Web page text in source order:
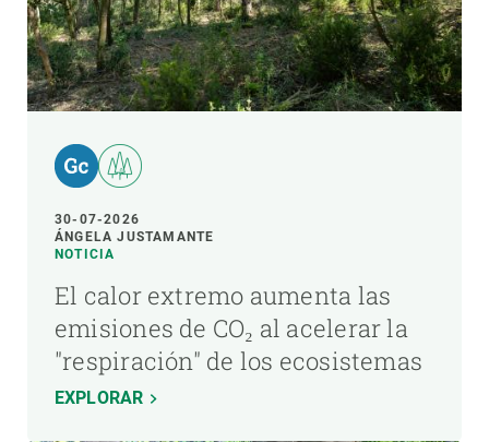
30-07-2026
ÁNGELA JUSTAMANTE
NOTICIA
El calor extremo aumenta las
emisiones de CO₂ al acelerar la
"respiración" de los ecosistemas
EXPLORAR